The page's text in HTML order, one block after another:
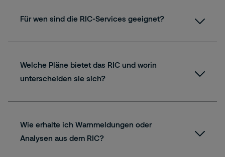
Awareness, Alerting, Advisory, Analyst
Für wen sind die RIC-Services geeignet?
Welche Pläne bietet das RIC und worin
unterscheiden sie sich?
Bedrohungslagen
Alerting : Standortbezogene
Wie erhalte ich Warnmeldungen oder
Analysen aus dem RIC?